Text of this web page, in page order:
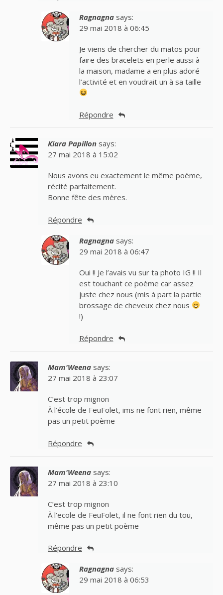
Ragnagna says:
29 mai 2018 à 06:45
Je viens de chercher du matos pour
faire des bracelets en perle aussi à
la maison, madame a en plus adoré
l’activité et en voudrait un à sa taille
Répondre
Kiara Papillon says:
27 mai 2018 à 15:02
Nous avons eu exactement le même poème,
récité parfaitement.
Bonne fête des mères.
Répondre
Ragnagna says:
29 mai 2018 à 06:47
Oui !! Je l’avais vu sur ta photo IG !! Il
est touchant ce poème car assez
juste chez nous (mis à part la partie
brossage de cheveux chez nous
!)
Répondre
Mam'Weena says:
27 mai 2018 à 23:07
C’est trop mignon
À l’école de FeuFolet, ims ne font rien, même
pas un petit poème
Répondre
Mam'Weena says:
27 mai 2018 à 23:10
C’est trop mignon
À l’ecole de FeuFolet, il ne font rien du tou,
même pas un petit poème
Répondre
Ragnagna says:
29 mai 2018 à 06:53